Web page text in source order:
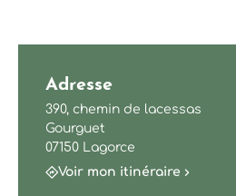
Adresse
390, chemin de lacessas
Gourguet
07150 Lagorce
Voir mon itinéraire